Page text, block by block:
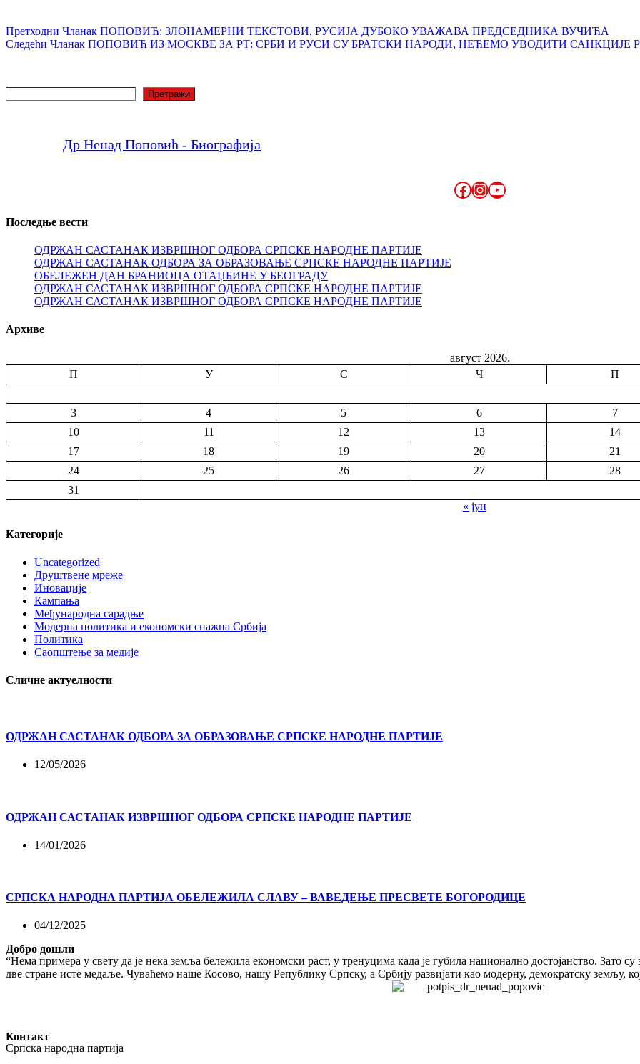
Претходни Чланак ПОПОВИЋ: ЗЛОНАМЕРНИ ТЕКСТОВИ, РУСИЈА ДУБОКО УВАЖАВА ПРЕДСЕДНИКА ВУЧИЋА
Следећи Чланак ПОПОВИЋ ИЗ МОСКВЕ ЗА РТ: СРБИ И РУСИ СУ БРАТСКИ НАРОДИ, НЕЋЕМО УВОДИТИ САНКЦИЈЕ
Претражи
Др Ненад Поповић - Биографија
Facebook
Instagram
YouTube
Последње вести
ОДРЖАН САСТАНАК ИЗВРШНОГ ОДБОРА СРПСКЕ НАРОДНЕ ПАРТИЈЕ
ОДРЖАН САСТАНАК ОДБОРА ЗА ОБРАЗОВАЊЕ СРПСКЕ НАРОДНЕ ПАРТИЈЕ
ОБЕЛЕЖЕН ДАН БРАНИОЦА ОТАЏБИНЕ У БЕОГРАДУ
ОДРЖАН САСТАНАК ИЗВРШНОГ ОДБОРА СРПСКЕ НАРОДНЕ ПАРТИЈЕ
ОДРЖАН САСТАНАК ИЗВРШНОГ ОДБОРА СРПСКЕ НАРОДНЕ ПАРТИЈЕ
Архиве
август 2026.
П
У С Ч П
3
4 5 6 7
10
11 12 13 14
17
18 19 20 21
24
25 26 27 28
31
« јун
Категорије
Uncategorized
Друштвене мреже
Иновације
Кампања
Међународна сарадње
Модерна политика и економски снажна Србија
Политика
Саопштење за медије
Сличне актуелности
ОДРЖАН САСТАНАК ОДБОРА ЗА ОБРАЗОВАЊЕ СРПСКЕ НАРОДНЕ ПАРТИЈЕ
12/05/2026
ОДРЖАН САСТАНАК ИЗВРШНОГ ОДБОРА СРПСКЕ НАРОДНЕ ПАРТИЈЕ
14/01/2026
СРПСКА НАРОДНА ПАРТИЈА ОБЕЛЕЖИЛА СЛАВУ – ВАВЕДЕЊЕ ПРЕСВЕТЕ БОГОРОДИЦЕ
04/12/2025
Добро дошли
“Нема примера у свету да је нека земља бележила економски раст, у тренуцима када је губила национално достојанство. Зато
две стране исте медаље. Чуваћемо наше Косово, нашу Републику Српску, а Србију развијати као модерну, демократску земљу,
Контакт
Српска народна партија